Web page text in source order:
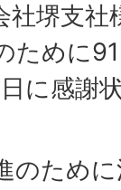
社堺支
ために
に感謝
のため